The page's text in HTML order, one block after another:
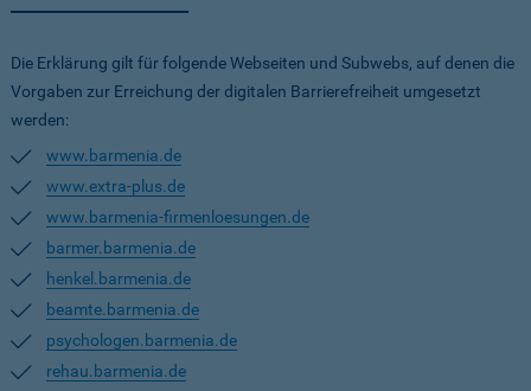
Die Erklärung gilt für folgende Webseiten und Subwebs, auf denen die
Vorgaben zur Erreichung der digitalen Barrierefreiheit umgesetzt
werden:
www.barmenia.de
www.extra-plus.de
www.barmenia-firmenloesungen.de
barmer.barmenia.de
henkel.barmenia.de
beamte.barmenia.de
psychologen.barmenia.de
rehau.barmenia.de